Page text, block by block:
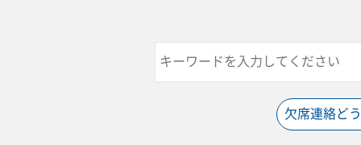
欠席連絡ど